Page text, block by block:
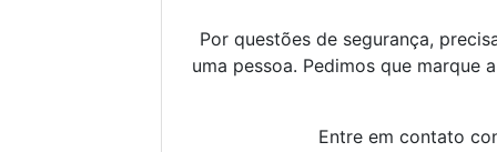
Por questões de segurança,
uma pessoa. Pedimos que marque
Entre em contato